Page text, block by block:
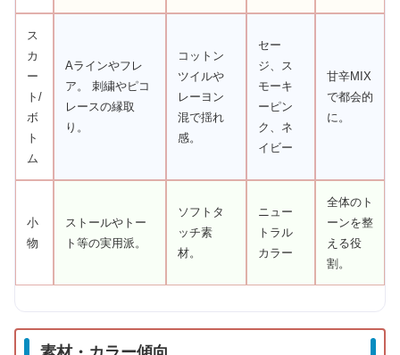
ス
カ
ー
ト/
ボ
ト
ム
Aラインやフレ
ア。 刺繍やピコ
レースの縁取
り。
コットン
ツイルや
レーヨン
混で揺れ
感。
セー
ジ、ス
モーキ
ーピン
ク、ネ
イビー
甘辛MIX
で都会的
に。
小
物
ストールやトー
ト等の実用派。
ソフトタ
ッチ素
材。
ニュー
トラル
カラー
全体のト
ーンを整
える役
割。